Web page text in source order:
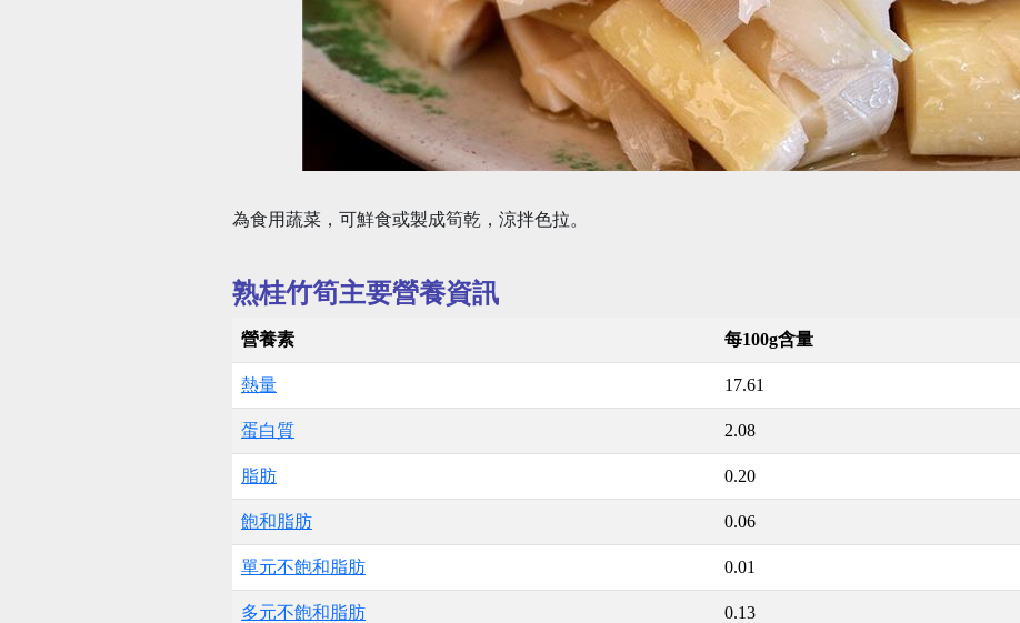
為食用蔬菜，可鮮食或製成筍乾，涼拌色拉。
熟桂竹筍主要營養資訊
營養素 每100g含量
熱量 17.61
蛋白質 2.08
脂肪 0.20
飽和脂肪 0.06
單元不飽和脂肪 0.01
多元不飽和脂肪 0.13